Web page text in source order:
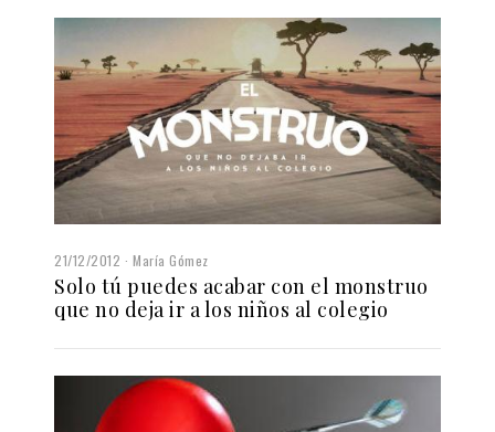
21/12/2012 María Gómez
Solo tú puedes acabar con el monstruo
que no deja ir a los niños al colegio